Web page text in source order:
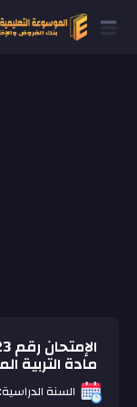
مادة التربية
السنة الدراسية: 2016